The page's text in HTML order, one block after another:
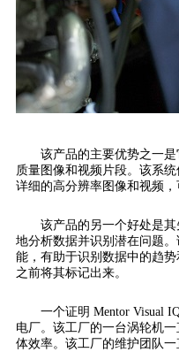
该产品的主要优势之一
质量图像和视频片段。该系
详细的高分辨率图像和视频
该产品的另一个好处是
地分析数据并识别潜在问题
能，有助于识别数据中的趋
之前将其标记出来。
一个证明 Mentor Visual
电厂。该工厂的一台涡轮机
体效率。该工厂的维护团队